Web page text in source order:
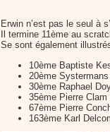
Erwin n’est pas le seul à
Il termine 11ème au
Se sont également
10ème Baptiste
20ème Systermans
30ème Raphael
35ème Pierre Clam
67ème Pierre
163ème Karl